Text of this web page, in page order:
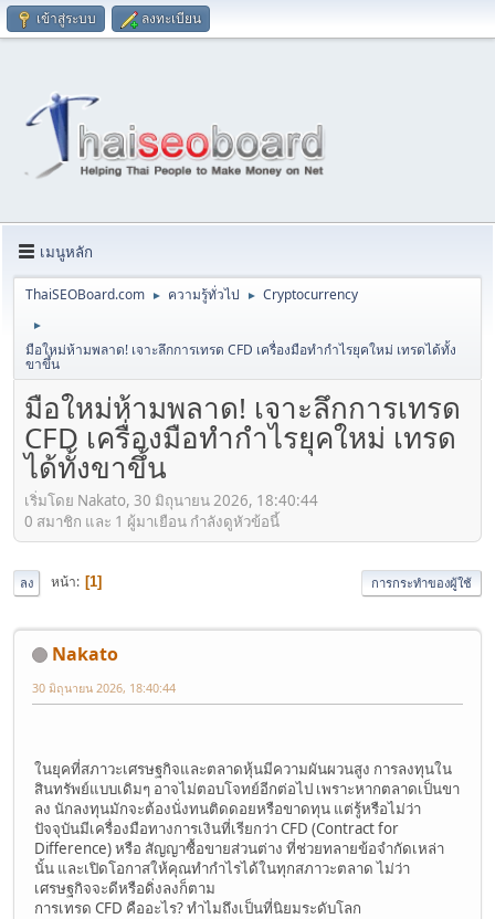
เข้าสู่ระบบ ลงทะเบียน
เมนูหลัก
ThaiSEOBoard.com ► ความรู้ทั่วไป ► Cryptocurrency
►
มือใหม่ห้ามพลาด! เจาะลึกการเทรด CFD เครื่องมือทำกำไรยุคใหม่ เทรดได้ทั้ง
ขาขึ้น
มือใหม่ห้ามพลาด! เจาะลึกการเทรด
CFD เครื่องมือทำกำไรยุคใหม่ เทรด
ได้ทั้งขาขึ้น
เริ่มโดย Nakato, 30 มิถุนายน 2026, 18:40:44
0 สมาชิก และ 1 ผู้มาเยือน กำลังดูหัวข้อนี้
ลง หน้า 1 การกระทำของผู้ใช้
Nakato
30 มิถุนายน 2026, 18:40:44
ในยุคที่สภาวะเศรษฐกิจและตลาดหุ้นมีความผันผวนสูง การลงทุนใน
สินทรัพย์แบบเดิมๆ อาจไม่ตอบโจทย์อีกต่อไป เพราะหากตลาดเป็นขา
ลง นักลงทุนมักจะต้องนั่งทนติดดอยหรือขาดทุน แต่รู้หรือไม่ว่า
ปัจจุบันมีเครื่องมือทางการเงินที่เรียกว่า CFD (Contract for
Difference) หรือ สัญญาซื้อขายส่วนต่าง ที่ช่วยทลายข้อจำกัดเหล่า
นั้น และเปิดโอกาสให้คุณทำกำไรได้ในทุกสภาวะตลาด ไม่ว่า
เศรษฐกิจจะดีหรือดิ่งลงก็ตาม
การเทรด CFD คืออะไร? ทำไมถึงเป็นที่นิยมระดับโลก